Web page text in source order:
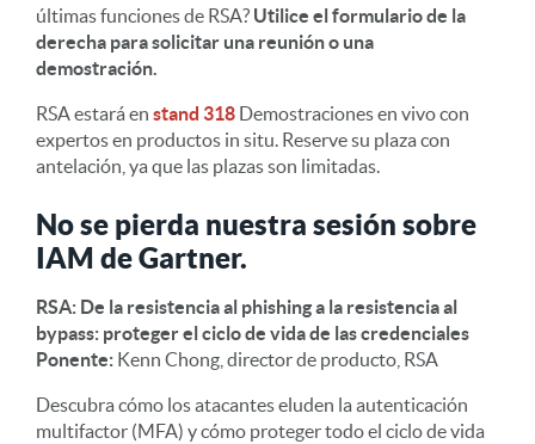
últimas funciones de RSA? Utilice el formulario de la
derecha para solicitar una reunión o una
demostración.
RSA estará en stand 318 Demostraciones en vivo con
expertos en productos in situ. Reserve su plaza con
antelación, ya que las plazas son limitadas.
No se pierda nuestra sesión sobre
IAM de Gartner.
RSA: De la resistencia al phishing a la resistencia al
bypass: proteger el ciclo de vida de las credenciales
Ponente: Kenn Chong, director de producto, RSA
Descubra cómo los atacantes eluden la autenticación
multifactor (MFA) y cómo proteger todo el ciclo de vida